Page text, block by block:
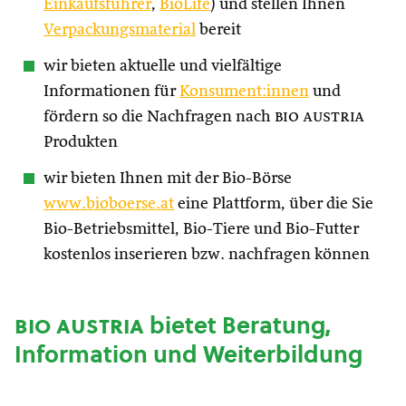
Einkaufsführer, BioLife) und stellen Ihnen
Verpackungsmaterial bereit
wir bieten aktuelle und vielfältige
Informationen fürKonsument:innen und
fördern so die Nachfragen nach bio austria
Produkten
wir bieten Ihnen mit der Bio-Börse
www.bioboerse.at eine Plattform, über die Sie
Bio-Betriebsmittel, Bio-Tiere und Bio-Futter
kostenlos inserieren bzw. nachfragen können
bio austriabietet Beratung,
Information und Weiterbildung